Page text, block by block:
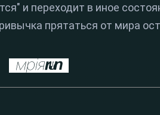
и переходит в иное
прятаться от мира